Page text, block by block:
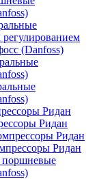
(Danfoss)
Ридан
Ридан
Ридан
Ридан